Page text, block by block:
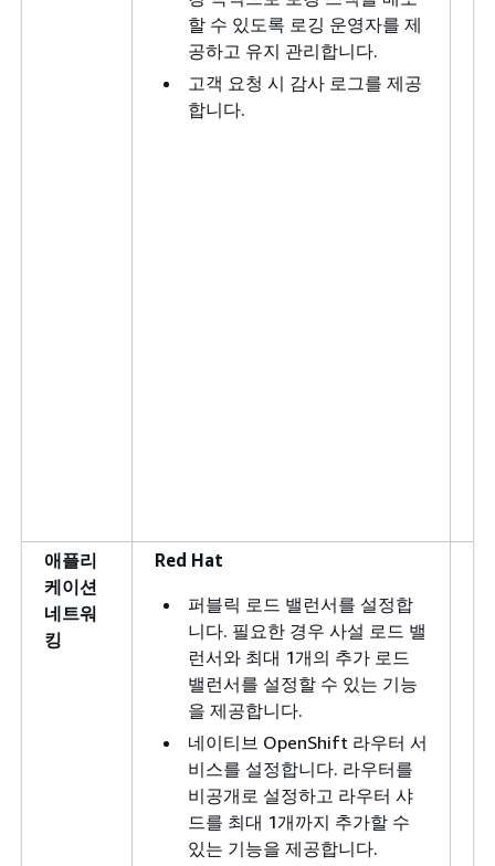
할 수 있도록 로깅 운영자를 제
공하고 유지 관리합니다.
고객 요청 시 감사 로그를 제공
합니다.
애플리
케이션
네트워
킹
Red Hat
퍼블릭 로드 밸런서를 설정합
니다. 필요한 경우 사설 로드 밸
런서와 최대 1개의 추가 로드
밸런서를 설정할 수 있는 기능
을 제공합니다.
네이티브 OpenShift 라우터 서
비스를 설정합니다. 라우터를
비공개로 설정하고 라우터 샤
드를 최대 1개까지 추가할 수
있는 기능을 제공합니다.